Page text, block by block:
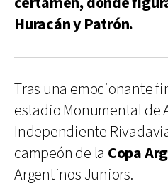
Huracán y Patrón.
Tras una emocionante
estadio Monumental de
Independiente
campeón de la Copa
Argentinos Juniors.